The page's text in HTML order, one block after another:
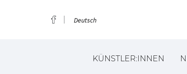
Deutsch
KÜNSTLER:INNEN